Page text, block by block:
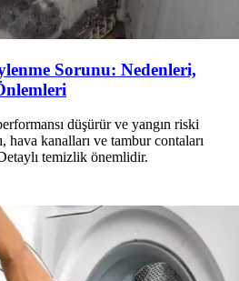
Sorunu: Nedenleri,
düşürür ve yangın riski
hava kanalları ve tambur contaları
temizlik önemlidir.